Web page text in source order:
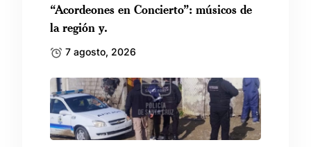
“Acordeones en Concierto”: músicos de
la región y.
7 agosto, 2026